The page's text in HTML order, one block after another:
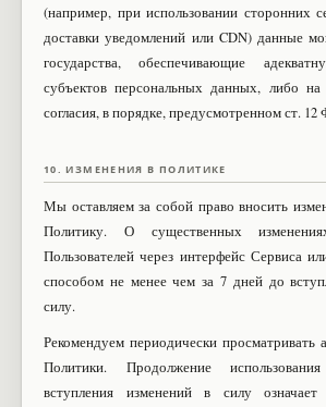
(например, при использовании сторонних
доставки уведомлений или CDN) данные
государства, обеспечивающие
субъектов персональных данных, либо на
согласия, в порядке, предусмотренном ст. 12
10. ИЗМЕНЕНИЯ В ПОЛИТИКЕ
Мы оставляем за собой право вносить
Политику. О существенных
Пользователей через интерфейс Сервиса
способом не менее чем за 7 дней до
силу.
Рекомендуем периодически просматривать
Политики. Продолжение
вступления изменений в силу